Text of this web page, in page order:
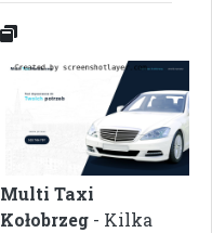
Multi Taxi
Kołobrzeg - Kilka